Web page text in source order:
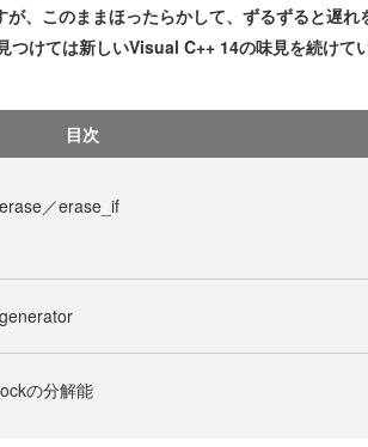
、このままほったらかして、ずるずると遅れ
けては新しいVisual C++ 14の味見を続けてい
目次
／erase_if
の分解能